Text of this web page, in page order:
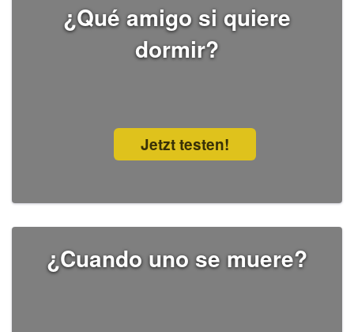
¿Qué amigo si quiere
dormir?
Jetzt testen!
¿Cuando uno se muere?